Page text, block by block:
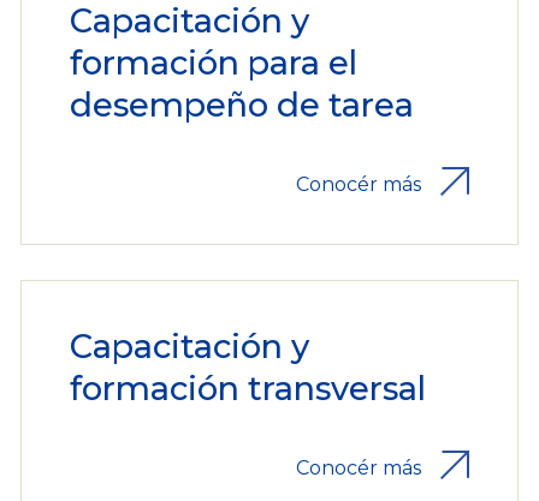
Capacitación y
formación para el
desempeño de tarea
Conocér más
Capacitación y
formación transversal
Conocér más